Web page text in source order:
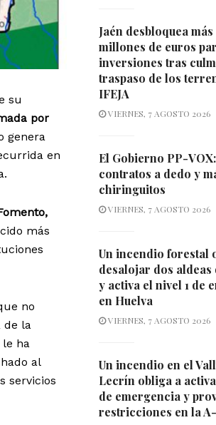
su
por
genera
en
más
no
de la
le ha
al
servicios
Jaén desbloquea más
millones de euros
inversiones tras
traspaso de los
IFEJA
VIERNES, 7 AGOSTO 2026
El Gobierno PP-
contratos a dedo y
chiringuitos
VIERNES, 7 AGOSTO 2026
Un incendio forestal
desalojar dos aldeas
y activa el nivel 1 de
en Huelva
VIERNES, 7 AGOSTO 2026
Un incendio en el
Lecrín obliga a
de emergencia y
restricciones en la